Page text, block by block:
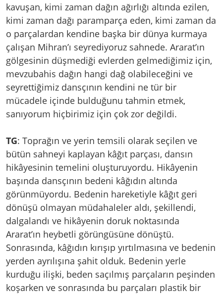
kavuşan, kimi zaman dağın ağırlığı altında ezilen,
kimi zaman dağı paramparça eden, kimi zaman da
o parçalardan kendine başka bir dünya kurmaya
çalışan Mihran’ı seyrediyoruz sahnede. Ararat’ın
gölgesinin düşmediği evlerden gelmediğimiz için,
mevzubahis dağın hangi dağ olabileceğini ve
seyrettiğimiz dansçının kendini ne tür bir
mücadele içinde bulduğunu tahmin etmek,
sanıyorum hiçbirimiz için çok zor değildi.
TG: Toprağın ve yerin temsili olarak seçilen ve
bütün sahneyi kaplayan kâğıt parçası, dansın
hikâyesinin temelini oluşturuyordu. Hikâyenin
başında dansçının bedeni kâğıdın altında
görünmüyordu. Bedenin hareketiyle kâğıt geri
dönüşü olmayan müdahaleler aldı, şekillendi,
dalgalandı ve hikâyenin doruk noktasında
Ararat’ın heybetli görüngüsüne dönüştü.
Sonrasında, kâğıdın kırışıp yırtılmasına ve bedenin
yerden ayrılışına şahit olduk. Bedenin yerle
kurduğu ilişki, beden saçılmış parçaların peşinden
koşarken ve sonrasında bu parçaları plastik bir